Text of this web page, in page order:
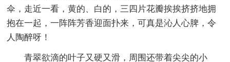
伞，走近一看，黄的、白的，三四片花瓣挨挨挤挤地拥
抱在一起，一阵阵芳香迎面扑来，可真是沁人心脾，令
人陶醉呀！
青翠欲滴的叶子又硬又滑，周围还带着尖尖的小